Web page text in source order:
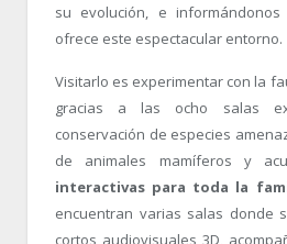
su evolución, e
ofrece este espectacular entorno.
Visitarlo es experimentar con la
gracias a las ocho salas
conservación de especies
de animales mamíferos y
interactivas para toda la
encuentran varias salas donde
cortos audiovisuales 3D,